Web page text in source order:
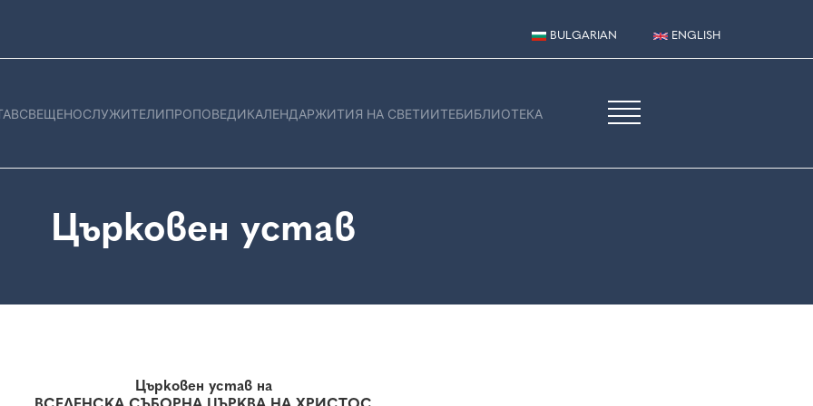
BULGARIAN ENGLISH
СВЕЩЕНОСЛУЖИТЕЛИПРОПОВЕДИКАЛЕНДАРЖИТИЯ НА СВЕТИИТЕБИБЛИОТЕКА
Църковен устав
Църковен устав на